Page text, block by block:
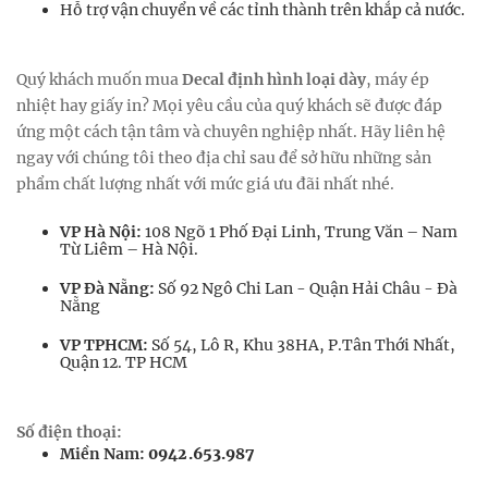
Hỗ trợ vận chuyển về các tỉnh thành trên khắp cả nước.
Quý khách muốn mua Decal định hình loại dày, máy ép
nhiệt hay giấy in? Mọi yêu cầu của quý khách sẽ được đáp
ứng một cách tận tâm và chuyên nghiệp nhất. Hãy liên hệ
ngay với chúng tôi theo địa chỉ sau để sở hữu những sản
phẩm chất lượng nhất với mức giá ưu đãi nhất nhé.
VP Hà Nội: 108 Ngõ 1 Phố Đại Linh, Trung Văn – Nam
Từ Liêm – Hà Nội.
VP Đà Nẵng: Số 92 Ngô Chi Lan - Quận Hải Châu - Đà
Nẵng
VP TPHCM: Số 54, Lô R, Khu 38HA, P.Tân Thới Nhất,
Quận 12. TP HCM
Số điện thoại:
Miền Nam: 0942.653.987